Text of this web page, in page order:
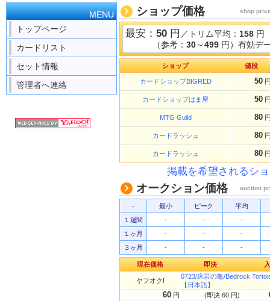
MENU
トップページ
カードリスト
セット情報
管理者へ連絡
ショップ価格 shop
最安： 50 円 ／トリム平均： 158 円
（参考： 30～499 円）有効デ
ショップ 値段
カードショップBIGRED 50
カードショップはま屋 50
MTG Guild 80
カードラッシュ 80
カードラッシュ 80
掲載を希望されるシ
オークション価格 auction
- 最小 ピーク
平均
１週間
- -
-
１ヶ月
- -
-
３ヶ月
- - -
現在価格 即決
ヤフオク!
0723/床岩の亀/Bedrock
【日本語】
60 円 (即決 60 円)